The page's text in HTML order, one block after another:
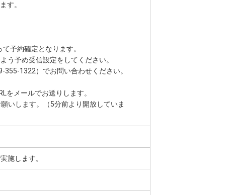
す。
予約確定となります。
う予め受信設定をしてください。
1322）でお問い合わせください。
をメールでお送りします。
いします。（5分前より開放していま
施します。